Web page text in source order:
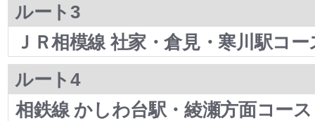
ルート3
ＪＲ相模線 社家・倉見・寒川駅コー
ルート4
相鉄線 かしわ台駅・綾瀬方面コース